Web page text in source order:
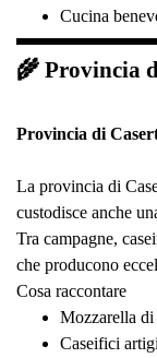
Cucina
🌾 Provincia
Provincia di
La provincia di
custodisce anche
Tra campagne,
che producono
Cosa raccontare
Mozzarella di
Caseifici